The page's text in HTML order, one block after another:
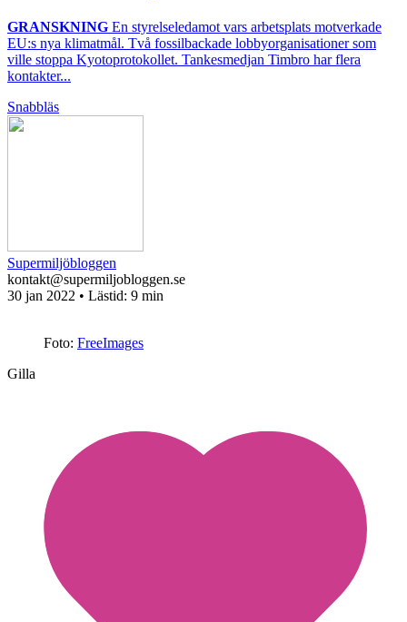
GRANSKNING En styrelseledamot vars arbetsplats motverkade
EU:s nya klimatmål. Två fossilbackade lobbyorganisationer som
ville stoppa Kyotoprotokollet. Tankesmedjan Timbro har flera
kontakter...
Snabbläs
Supermiljöbloggen
kontakt@supermiljobloggen.se
30 jan 2022 • Lästid: 9 min
Foto: FreeImages
Gilla